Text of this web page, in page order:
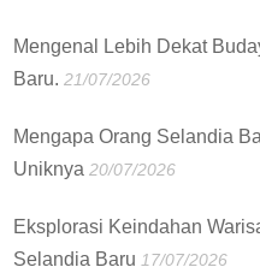
Mengenal Lebih Dekat
Baru. 21/07/2026
Mengapa Orang Selandia
Uniknya 20/07/2026
Eksplorasi Keindahan
Selandia Baru 17/07/2026